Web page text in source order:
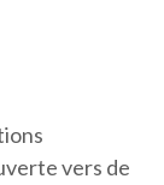
vers de